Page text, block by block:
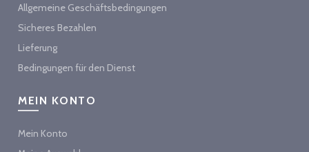
Allgemeine Geschäftsbedingungen
Sicheres Bezahlen
Lieferung
Bedingungen für den Dienst
MEIN KONTO
Mein Konto